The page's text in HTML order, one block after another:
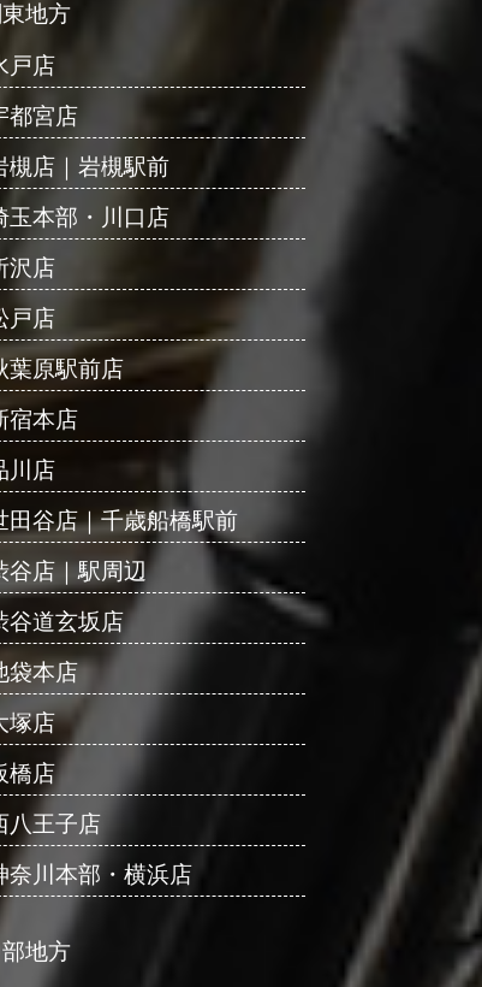
地方
戸店
都宮店
槻店｜岩槻駅前
玉本部・川口店
沢店
戸店
葉原駅前店
宿本店
川店
田谷店｜千歳船橋駅前
谷店｜駅周辺
谷道玄坂店
袋本店
塚店
橋店
八王子店
奈川本部・横浜店
地方